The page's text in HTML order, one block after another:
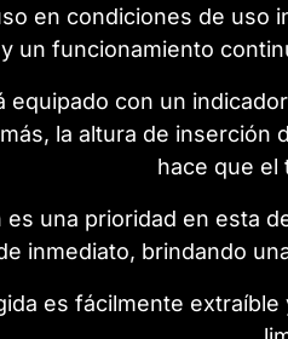
en condiciones de uso
un funcionamiento
equipado con un
la altura de
hace que el
es una prioridad en esta
inmediato, brindando
es fácilmente